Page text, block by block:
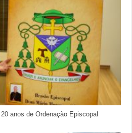
anos de Ordenação Episcopal